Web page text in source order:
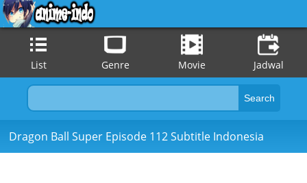
List Genre Movie Jadwal
Dragon Ball Super Episode 112 Subtitle Indonesia